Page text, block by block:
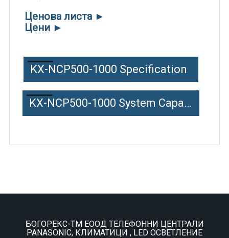
Ценова листа ►
Цени ►
KX-NCP500-1000 Specification
KX-NCP500-1000 System Capacity
БОГОРЕКС-ТМ ЕООД ТЕЛЕФОННИ ЦЕНТРАЛИ
PANASONIC, КЛИМАТИЦИ , LED ОСВЕТЛЕНИЕ